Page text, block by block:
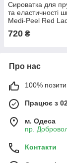
Сироватка для
та еластичності
Medi-Peel Red
Ampoule 50 мл
720 ₴
Про нас
100%
Працює з
м. Одеса
пр.
Контакти